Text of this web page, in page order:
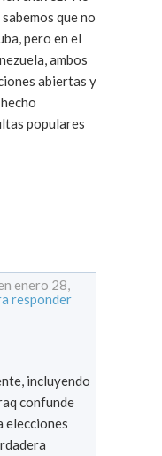
que no
pero en el
ambos
abiertas y
populares
enero 28,
responder
incluyendo
confunde
elecciones